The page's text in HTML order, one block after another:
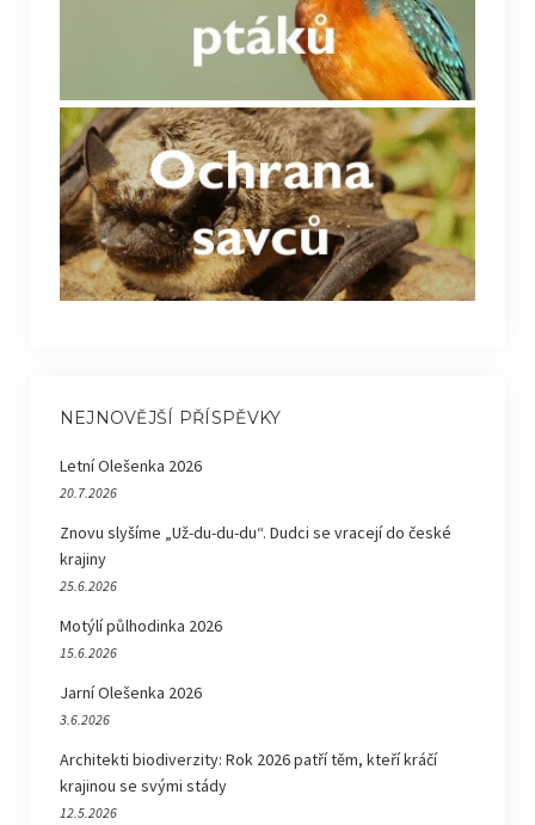
NEJNOVĚJŠÍ PŘÍSPĚVKY
Letní Olešenka 2026
20.7.2026
Znovu slyšíme „Už-du-du-du“. Dudci se vracejí do české
krajiny
25.6.2026
Motýlí půlhodinka 2026
15.6.2026
Jarní Olešenka 2026
3.6.2026
Architekti biodiverzity: Rok 2026 patří těm, kteří kráčí
krajinou se svými stády
12.5.2026